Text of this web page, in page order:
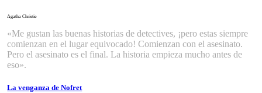
Agatha Christie
«Me gustan las buenas historias de detectives, ¡pero estas siempre
comienzan en el lugar equivocado! Comienzan con el asesinato.
Pero el asesinato es el final. La historia empieza mucho antes de
eso».
La venganza de Nofret